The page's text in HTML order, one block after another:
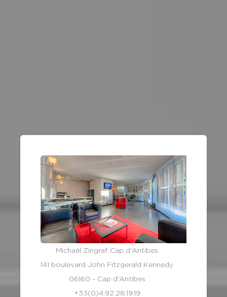
Michaël Zingraf Cap d'Antibes
141 boulevard John Fitzgerald Kennedy
06160 - Cap d'Antibes
+33(0)4.92.28.19.19